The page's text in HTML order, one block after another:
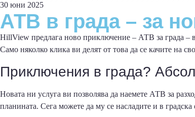
30 юни 2025
АТВ в града – за
HillView предлага ново приключение – АТВ за града –
Само няколко клика ви делят от това да се качите на
Приключения в града?
Новата ни услуга ви позволява да наемете АТВ за
планината. Сега можете да му се насладите и в